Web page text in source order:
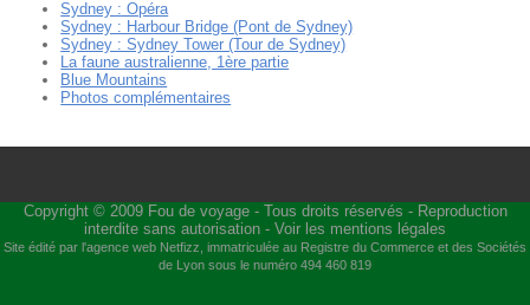
Sydney : Opéra
Sydney : Harbour Bridge (Pont de Sydney)
Sydney : Sydney Tower (Tour de Sydney)
La faune australienne, 1ère partie
Blue Mountains
Photos complémentaires
Copyright © 2009 Fou de voyage- Tous droits réservés - Reproduction
interdite sans autorisation - Voir les mentions légales
Site édité par l'agence web Netfizz , immatriculée au Registre du Commerce et des Sociétés
de Lyon sous le numéro 494 460 819